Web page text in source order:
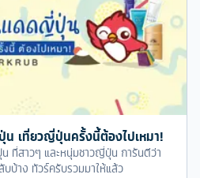
เที่ยวญี่ปุ่นครั้งนี้ต้องไปเหมา!
สาวๆ และหนุ่มชาวญี่ปุ่น การันตีว่า
บ้าง ทัวร์ครับรวมมาให้แล้ว